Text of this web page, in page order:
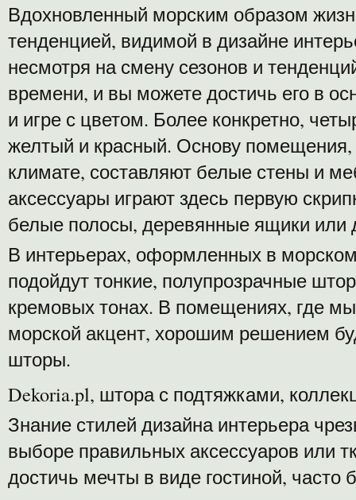
Вдохновленный морским образом
тенденцией, видимой в дизайне
несмотря на смену сезонов и
времени, и вы можете достичь его в
и игре с цветом. Более конкретно,
желтый и красный. Основу помещения,
климате, составляют белые стены и
аксессуары играют здесь первую
белые полосы, деревянные ящики или
В интерьерах, оформленных в
подойдут тонкие, полупрозрачные
кремовых тонах. В помещениях, где
морской акцент, хорошим решением
шторы.
Dekoria.pl, штора с подтяжками,
Знание стилей дизайна интерьера
выборе правильных аксессуаров или
достичь мечты в виде гостиной, часто